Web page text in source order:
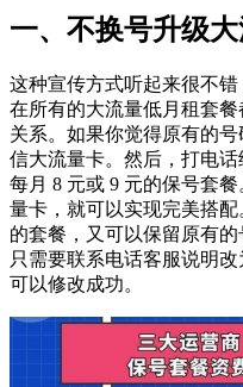
一、不换号升级
这种宣传方式听起来很不
在所有的大流量低月租套
关系。如果你觉得原有的
信大流量卡。然后，打电
每月 8 元或 9 元的保号套
量卡，就可以实现完美搭
的套餐，又可以保留原有
只需要联系电话客服说明
可以修改成功。